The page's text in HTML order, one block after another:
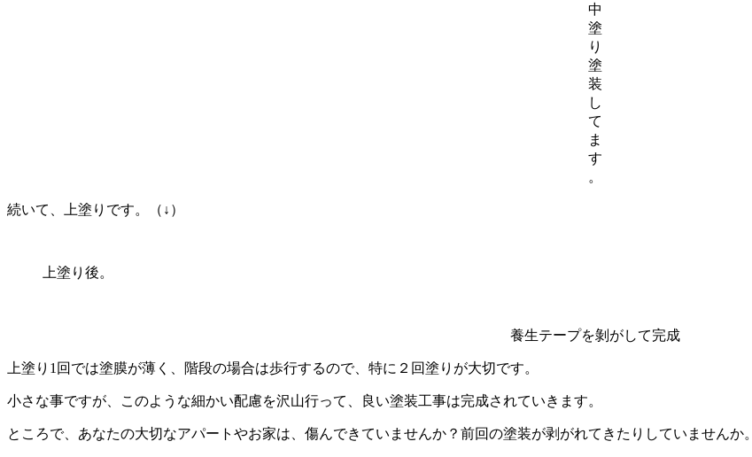
中
塗
り
塗
装
し
て
ま
す
。
続いて、上塗りです。（↓）
上塗り後。
養生テープを剝がして完成
上塗り1回では塗膜が薄く、階段の場合は歩行するので、特に２回塗りが大切です。
小さな事ですが、このような細かい配慮を沢山行って、良い塗装工事は完成されていきます。
ところで、あなたの大切なアパートやお家は、傷んできていませんか？前回の塗装が剥がれてきたりしていませんか。